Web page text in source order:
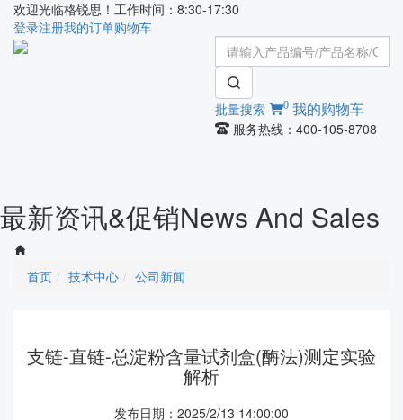
欢迎光临格锐思！工作时间：8:30-17:30
登录注册我的订单购物车
批量搜索 0 我的购物车
服务热线：400-105-8708
最新资讯&促销News And Sales
首页 技术中心 公司新闻
支链-直链-总淀粉含量试剂盒(酶法)测定实验
解析
发布日期：2025/2/13 14:00:00